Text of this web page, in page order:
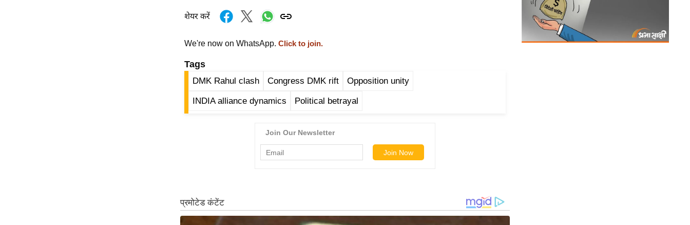
शेयर करें
We're now on WhatsApp. Click to join.
Tags
DMK Rahul clash Congress DMK rift Opposition unity
INDIA alliance dynamics Political betrayal